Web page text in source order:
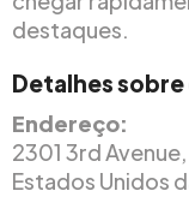
destaques.
Detalhes
Endereço:
2301 3rd
Estados Unidos